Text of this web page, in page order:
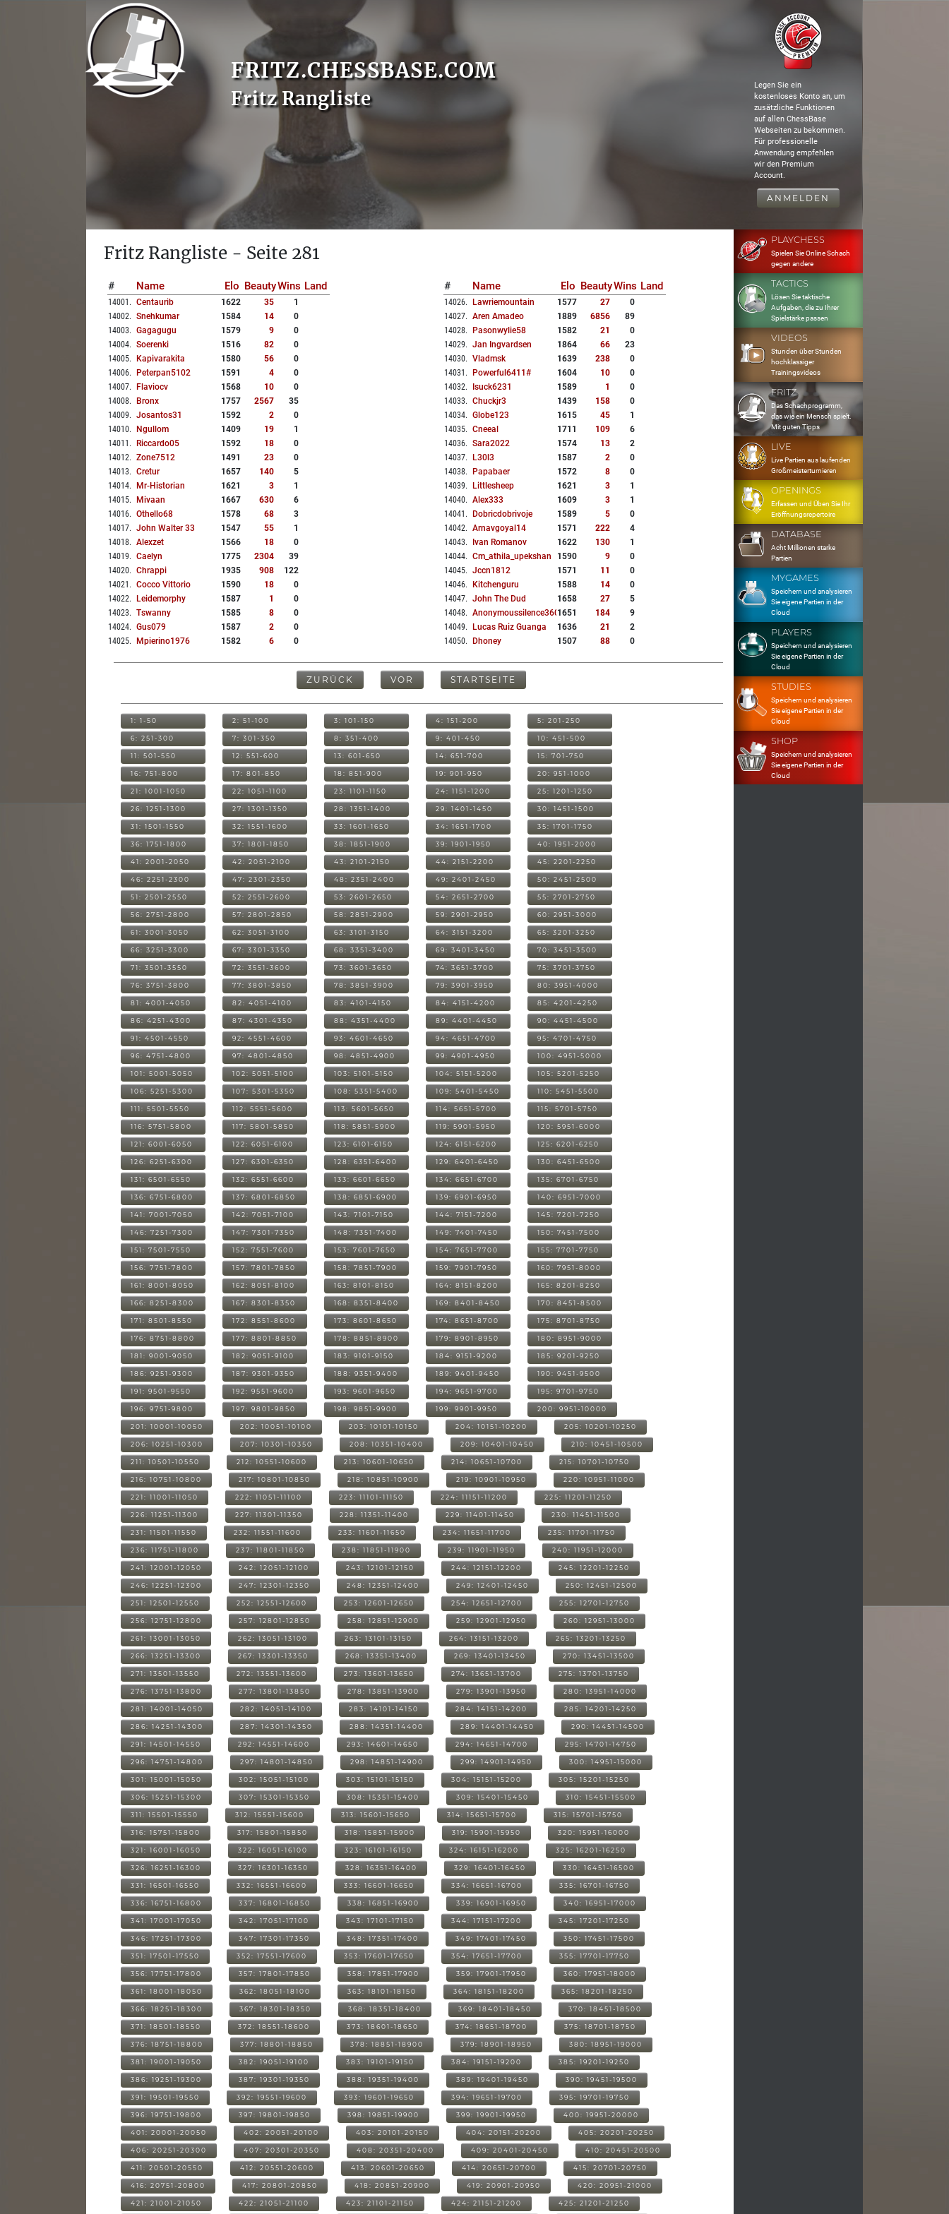
FRITZ.CHESSBASE.COM
Fritz Rangliste
Legen Sie ein
kostenloses Konto an, um
zusätzliche Funktionen
auf allen ChessBase
Webseiten zu bekommen.
Für professionelle
Anwendung empfehlen
wir den Premium
Account.
ANMELDEN
Fritz Rangliste - Seite 281
# Name Elo BeautyWins Land
14001 . Centaurib 1622 35
1
14002. Snehkumar 1584 14
0
14003. Gagagugu 1579 9
0
14004. Soerenki 1516 82
0
14005. Kapivarakita 1580 56
0
14006. Peterpan5102 1591 4
0
14007. Flaviocv 1568 10
0
14008. Bronx 1757 2567
35
14009. Josantos31 1592 2
0
14010. Ngullom 1409 19
1
14011 . Riccardo05 1592 18
0
14012. Zone7512 1491 23
0
14013. Cretur 1657 140
5
14014. Mr-Historian 1621 3
1
14015. Mivaan 1667 630
6
14016. Othello68 1578 68
3
14017. John Walter 33 1547 55
1
14018. Alexzet 1566 18
0
14019. Caelyn 1775 2304
39
14020. Chrappi 1935 908
122
14021 . Cocco Vittorio 1590 18
0
14022. Leidemorphy 1587 1
0
14023. Tswanny 1585 8
0
14024. Gus079 1587 2
0
14025. Mpierino1976 1582 6 0
# Name Elo BeautyWins Land
14026. Lawriemountain 1577 27
0
14027. Aren Amadeo 1889 6856
89
14028. Pasonwylie58 1582 21
0
14029. Jan Ingvardsen 1864 66
23
14030. Vladmsk 1639 238
0
14031 . Powerful6411# 1604 10
0
14032. Isuck6231 1589 1
0
14033. Chuckjr3 1439 158
0
14034. Globe123 1615 45
1
14035. Cneeal 1711 109
6
14036. Sara2022 1574 13
2
14037. L30l3 1587 2
0
14038. Papabaer 1572 8
0
14039. Littlesheep 1621 3
1
14040. Alex333 1609 3
1
14041 . Dobricdobrivoje 1589 5
0
14042. Arnavgoyal14 1571 222
4
14043. Ivan Romanov 1622 130
1
14044. Cm_athila_upekshan 1590 9
0
14045. Jccn1812 1571 11
0
14046. Kitchenguru 1588 14
0
14047. John The Dud 1658 27
5
14048. Anonymoussilence36031651 184
9
14049. Lucas Ruiz Guanga 1636 21
2
14050. Dhoney 1507 88 0
ZURÜCK VOR STARTSEITE
1: 1-50 2: 51-100 3: 101-150 4: 151-200 5: 201-250
6: 251-300 7: 301-350 8: 351-400 9: 401-450 10: 451-500
11: 501-550 12: 551-600 13: 601-650 14: 651-700 15: 701-750
16: 751-800 17: 801-850 18: 851-900 19: 901-950 20: 951-1000
21: 1001-1050 22: 1051-1100 23: 1101-1150 24: 1151-1200 25: 1201-1250
26: 1251-1300 27: 1301-1350 28: 1351-1400 29: 1401-1450 30: 1451-1500
31: 1501-1550 32: 1551-1600 33: 1601-1650 34: 1651-1700 35: 1701-1750
36: 1751-1800 37: 1801-1850 38: 1851-1900 39: 1901-1950 40: 1951-2000
41: 2001-2050 42: 2051-2100 43: 2101-2150 44: 2151-2200 45: 2201-2250
46: 2251-2300 47: 2301-2350 48: 2351-2400 49: 2401-2450 50: 2451-2500
51: 2501-2550 52: 2551-2600 53: 2601-2650 54: 2651-2700 55: 2701-2750
56: 2751-2800 57: 2801-2850 58: 2851-2900 59: 2901-2950 60: 2951-3000
61: 3001-3050 62: 3051-3100 63: 3101-3150 64: 3151-3200 65: 3201-3250
66: 3251-3300 67: 3301-3350 68: 3351-3400 69: 3401-3450 70: 3451-3500
71: 3501-3550 72: 3551-3600 73: 3601-3650 74: 3651-3700 75: 3701-3750
76: 3751-3800 77: 3801-3850 78: 3851-3900 79: 3901-3950 80: 3951-4000
81: 4001-4050 82: 4051-4100 83: 4101-4150 84: 4151-4200 85: 4201-4250
86: 4251-4300 87: 4301-4350 88: 4351-4400 89: 4401-4450 90: 4451-4500
91: 4501-4550 92: 4551-4600 93: 4601-4650 94: 4651-4700 95: 4701-4750
96: 4751-4800 97: 4801-4850 98: 4851-4900 99: 4901-4950 100: 4951-5000
101: 5001-5050 102: 5051-5100 103: 5101-5150 104: 5151-5200 105: 5201-5250
106: 5251-5300 107: 5301-5350 108: 5351-5400 109: 5401-5450 110: 5451-5500
111: 5501-5550 112: 5551-5600 113: 5601-5650 114: 5651-5700 115: 5701-5750
116: 5751-5800 117: 5801-5850 118: 5851-5900 119: 5901-5950 120: 5951-6000
121: 6001-6050 122: 6051-6100 123: 6101-6150 124: 6151-6200 125: 6201-6250
126: 6251-6300 127: 6301-6350 128: 6351-6400 129: 6401-6450 130: 6451-6500
131: 6501-6550 132: 6551-6600 133: 6601-6650 134: 6651-6700 135: 6701-6750
136: 6751-6800 137: 6801-6850 138: 6851-6900 139: 6901-6950 140: 6951-7000
141: 7001-7050 142: 7051-7100 143: 7101-7150 144: 7151-7200 145: 7201-7250
146: 7251-7300 147: 7301-7350 148: 7351-7400 149: 7401-7450 150: 7451-7500
151: 7501-7550 152: 7551-7600 153: 7601-7650 154: 7651-7700 155: 7701-7750
156: 7751-7800 157: 7801-7850 158: 7851-7900 159: 7901-7950 160: 7951-8000
161: 8001-8050 162: 8051-8100 163: 8101-8150 164: 8151-8200 165: 8201-8250
166: 8251-8300 167: 8301-8350 168: 8351-8400 169: 8401-8450 170: 8451-8500
171: 8501-8550 172: 8551-8600 173: 8601-8650 174: 8651-8700 175: 8701-8750
176: 8751-8800 177: 8801-8850 178: 8851-8900 179: 8901-8950 180: 8951-9000
181: 9001-9050 182: 9051-9100 183: 9101-9150 184: 9151-9200 185: 9201-9250
186: 9251-9300 187: 9301-9350 188: 9351-9400 189: 9401-9450 190: 9451-9500
191: 9501-9550 192: 9551-9600 193: 9601-9650 194: 9651-9700 195: 9701-9750
196: 9751-9800 197: 9801-9850 198: 9851-9900 199: 9901-9950 200: 9951-10000
201: 10001-10050 202: 10051-10100 203: 10101-10150 204: 10151-10200 205: 10201-10250
206: 10251-10300 207: 10301-10350 208: 10351-10400 209: 10401-10450 210: 10451-10500
211: 10501-10550 212: 10551-10600 213: 10601-10650 214: 10651-10700 215: 10701-10750
216: 10751-10800 217: 10801-10850 218: 10851-10900 219: 10901-10950 220: 10951-11000
221: 11001-11050 222: 11051-11100 223: 11101-11150 224: 11151-11200 225: 11201-11250
226: 11251-11300 227: 11301-11350 228: 11351-11400 229: 11401-11450 230: 11451-11500
231: 11501-11550 232: 11551-11600 233: 11601-11650 234: 11651-11700 235: 11701-11750
236: 11751-11800 237: 11801-11850 238: 11851-11900 239: 11901-11950 240: 11951-12000
241: 12001-12050 242: 12051-12100 243: 12101-12150 244: 12151-12200 245: 12201-12250
246: 12251-12300 247: 12301-12350 248: 12351-12400 249: 12401-12450 250: 12451-12500
251: 12501-12550 252: 12551-12600 253: 12601-12650 254: 12651-12700 255: 12701-12750
256: 12751-12800 257: 12801-12850 258: 12851-12900 259: 12901-12950 260: 12951-13000
261: 13001-13050 262: 13051-13100 263: 13101-13150 264: 13151-13200 265: 13201-13250
266: 13251-13300 267: 13301-13350 268: 13351-13400 269: 13401-13450 270: 13451-13500
271: 13501-13550 272: 13551-13600 273: 13601-13650 274: 13651-13700 275: 13701-13750
276: 13751-13800 277: 13801-13850 278: 13851-13900 279: 13901-13950 280: 13951-14000
281: 14001-14050 282: 14051-14100 283: 14101-14150 284: 14151-14200 285: 14201-14250
286: 14251-14300 287: 14301-14350 288: 14351-14400 289: 14401-14450 290: 14451-14500
291: 14501-14550 292: 14551-14600 293: 14601-14650 294: 14651-14700 295: 14701-14750
296: 14751-14800 297: 14801-14850 298: 14851-14900 299: 14901-14950 300: 14951-15000
301: 15001-15050 302: 15051-15100 303: 15101-15150 304: 15151-15200 305: 15201-15250
306: 15251-15300 307: 15301-15350 308: 15351-15400 309: 15401-15450 310: 15451-15500
311: 15501-15550 312: 15551-15600 313: 15601-15650 314: 15651-15700 315: 15701-15750
316: 15751-15800 317: 15801-15850 318: 15851-15900 319: 15901-15950 320: 15951-16000
321: 16001-16050 322: 16051-16100 323: 16101-16150 324: 16151-16200 325: 16201-16250
326: 16251-16300 327: 16301-16350 328: 16351-16400 329: 16401-16450 330: 16451-16500
331: 16501-16550 332: 16551-16600 333: 16601-16650 334: 16651-16700 335: 16701-16750
336: 16751-16800 337: 16801-16850 338: 16851-16900 339: 16901-16950 340: 16951-17000
341: 17001-17050 342: 17051-17100 343: 17101-17150 344: 17151-17200 345: 17201-17250
346: 17251-17300 347: 17301-17350 348: 17351-17400 349: 17401-17450 350: 17451-17500
351: 17501-17550 352: 17551-17600 353: 17601-17650 354: 17651-17700 355: 17701-17750
356: 17751-17800 357: 17801-17850 358: 17851-17900 359: 17901-17950 360: 17951-18000
361: 18001-18050 362: 18051-18100 363: 18101-18150 364: 18151-18200 365: 18201-18250
366: 18251-18300 367: 18301-18350 368: 18351-18400 369: 18401-18450 370: 18451-18500
371: 18501-18550 372: 18551-18600 373: 18601-18650 374: 18651-18700 375: 18701-18750
376: 18751-18800 377: 18801-18850 378: 18851-18900 379: 18901-18950 380: 18951-19000
381: 19001-19050 382: 19051-19100 383: 19101-19150 384: 19151-19200 385: 19201-19250
386: 19251-19300 387: 19301-19350 388: 19351-19400 389: 19401-19450 390: 19451-19500
391: 19501-19550 392: 19551-19600 393: 19601-19650 394: 19651-19700 395: 19701-19750
396: 19751-19800 397: 19801-19850 398: 19851-19900 399: 19901-19950 400: 19951-20000
401: 20001-20050 402: 20051-20100 403: 20101-20150 404: 20151-20200 405: 20201-20250
406: 20251-20300 407: 20301-20350 408: 20351-20400 409: 20401-20450 410: 20451-20500
411: 20501-20550 412: 20551-20600 413: 20601-20650 414: 20651-20700 415: 20701-20750
416: 20751-20800 417: 20801-20850 418: 20851-20900 419: 20901-20950 420: 20951-21000
421: 21001-21050 422: 21051-21100 423: 21101-21150 424: 21151-21200 425: 21201-21250
PLAYCHESS
Spielen Sie Online Schach
gegen andere
TACTICS
Lösen Sie taktische
Aufgaben, die zu Ihrer
Spielstärke passen
VIDEOS
Stunden über Stunden
hochklassiger
Trainingsvideos
FRITZ
Das Schachprogramm,
das wie ein Mensch spielt.
Mit guten Tipps
LIVE
Live Partien aus laufenden
Großmeisterturnieren
OPENINGS
Erfassen und Üben Sie Ihr
Eröffnungsrepertoire
DATABASE
Acht Millionen starke
Partien
MYGAMES
Speichern und analysieren
Sie eigene Partien in der
Cloud
PLAYERS
Speichern und analysieren
Sie eigene Partien in der
Cloud
STUDIES
Speichern und analysieren
Sie eigene Partien in der
Cloud
SHOP
Speichern und analysieren
Sie eigene Partien in der
Cloud